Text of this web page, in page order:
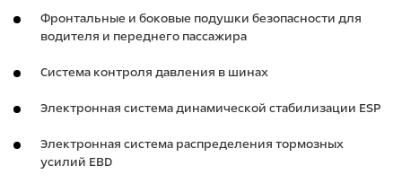
Фронтальные и боковые подушки безопасности для
водителя и переднего пассажира
Система контроля давления в шинах
Электронная система динамической стабилизации ESP
Электронная система распределения тормозных
усилий EBD